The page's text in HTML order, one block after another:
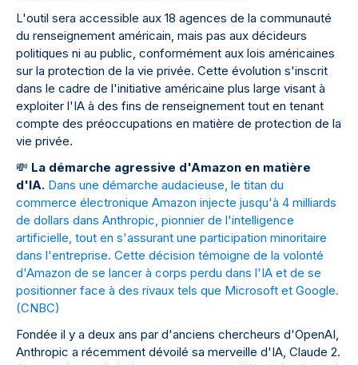
L'outil sera accessible aux 18 agences de la communauté
du renseignement américain, mais pas aux décideurs
politiques ni au public, conformément aux lois américaines
sur la protection de la vie privée. Cette évolution s'inscrit
dans le cadre de l'initiative américaine plus large visant à
exploiter l'IA à des fins de renseignement tout en tenant
compte des préoccupations en matière de protection de la
vie privée.
💸 La démarche agressive d'Amazon en matière
d'IA. Dans une démarche audacieuse, le titan du
commerce électronique Amazon injecte jusqu'à 4 milliards
de dollars dans Anthropic, pionnier de l'intelligence
artificielle, tout en s'assurant une participation minoritaire
dans l'entreprise. Cette décision témoigne de la volonté
d'Amazon de se lancer à corps perdu dans l'IA et de se
positionner face à des rivaux tels que Microsoft et Google.
(CNBC)
Fondée il y a deux ans par d'anciens chercheurs d'OpenAI,
Anthropic a récemment dévoilé sa merveille d'IA, Claude 2.